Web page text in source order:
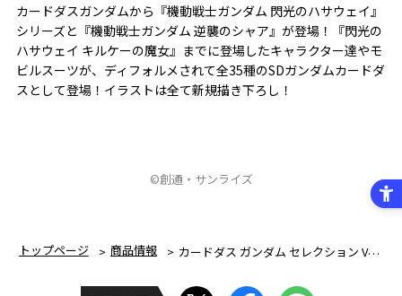
カードダスガンダムから『機動戦士ガンダム 閃光のハサウェイ』
シリーズと『機動戦士ガンダム 逆襲のシャア』が登場！『閃光の
ハサウェイ キルケーの魔女』までに登場したキャラクター達やモ
ビルスーツが、ディフォルメされて全35種のSDガンダムカードダ
スとして登場！イラストは全て新規描き下ろし！
©創通・サンライズ
トップページ 商品情報 カードダス ガンダム セレクション Vol.6 ～閃光のハサウェイ ＆ 逆襲のシャア～ (パック)